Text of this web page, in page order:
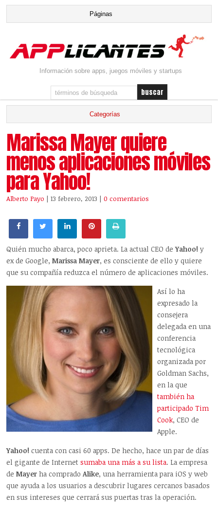
Información sobre apps, juegos móviles y startups
Marissa Mayer quiere
menos aplicaciones móviles
para Yahoo!
Alberto Payo | 13 febrero, 2013 |0 comentarios
Quién mucho abarca, poco aprieta. La actual CEO deYahoo! y
ex de Google,Marissa Mayer, es consciente de ello y quiere
que su compañía reduzca el número de aplicaciones móviles.
Así lo ha
expresado la
consejera
delegada en una
conferencia
tecnológica
organizada por
Goldman Sachs,
en la que
también ha
participado Tim
Cook, CEO de
Apple.
Yahoo! cuenta con casi 60 apps. De hecho, hace un par de días
el gigante de Internetsumaba una más a su lista. La empresa
deMayer ha compradoAlike, una herramienta para iOS y web
que ayuda a los usuarios a descubrir lugares cercanos basados
en sus intereses que cerrará sus puertas tras la operación.